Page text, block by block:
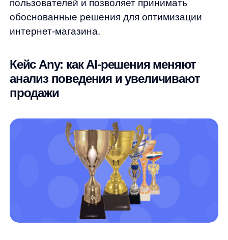
Умные кросс-селлы и апселлы,
увеличивающие средний чек
Адаптация к сезонным трендам
Интеграция с существующими
системами и минимальные требования
к ресурсам
после
внедрения AnyRecsувидела рост
количества заказа из поиска на 20%
Как это работает?
В основе всех продуктов Any лежат
передовые технологии машинного обучения
и искусственного интеллекта. Системы
анализируют огромные массивы данных